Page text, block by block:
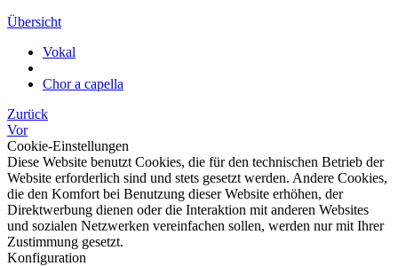
Übersicht
Vokal
Chor a capella
Zurück
Vor
Cookie-Einstellungen
Diese Website benutzt Cookies, die für den technischen Betrieb der
Website erforderlich sind und stets gesetzt werden. Andere Cookies,
die den Komfort bei Benutzung dieser Website erhöhen, der
Direktwerbung dienen oder die Interaktion mit anderen Websites
und sozialen Netzwerken vereinfachen sollen, werden nur mit Ihrer
Zustimmung gesetzt.
Konfiguration